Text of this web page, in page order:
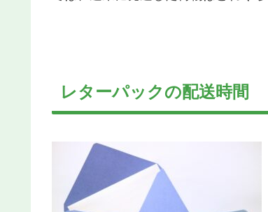
レターパックの配送時間